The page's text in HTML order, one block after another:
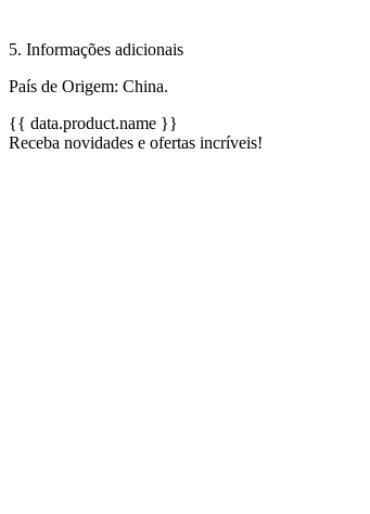
5. Informações adicionais
País de Origem: China.
{{ data.product.name }}
Receba novidades e ofertas incríveis!